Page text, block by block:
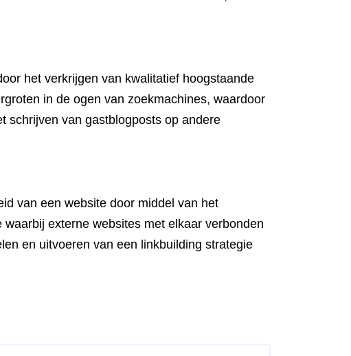
het verkrijgen van kwalitatief hoogstaande
in de ogen van zoekmachines, waardoor
schrijven van gastblogposts op andere
van een website door middel van het
externe websites met elkaar verbonden
en uitvoeren van een linkbuilding strategie